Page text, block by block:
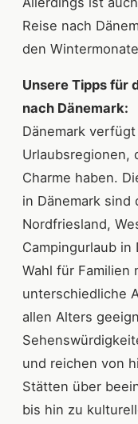
Reise nach
den
Unsere Tipps für
nach Dänemark:
Dänemark
Urlaubsregionen,
Charme haben.
in Dänemark sind
Nordfriesland,
Campingurlaub
Wahl für Familien
unterschiedliche
allen Alters
und reichen von
Stätten über
bis hin zu